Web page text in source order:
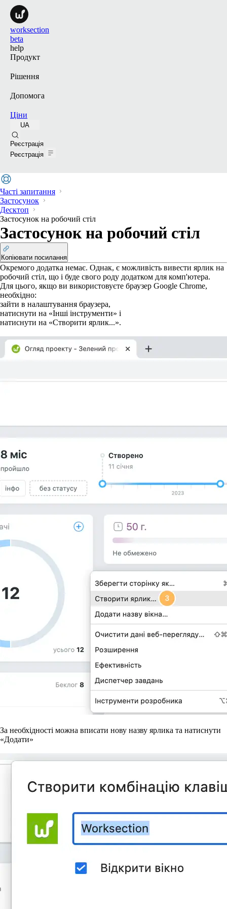
worksection
beta
help
Продукт
Рішення
Допомога
Ціни
UA
Реєстрація
Реєстрація
Часті запитання
Застосунок
Десктоп
Застосунок на робочий стіл
Застосунок на робочий стіл
Копіювати посилання
Окремого додатка немає. Однак, є можливість вивести ярлик на
робочий стіл, що і буде свого роду додатком для комп'ютера.
Для цього, якщо ви використовуєте браузер Google Chrome,
необхідно:
зайти в налаштування браузера,
натиснути на «Інші інструменти» і
натиснути на «Створити ярлик...».
За необхідності можна вписати нову назву ярлика та натиснути
«Додати»